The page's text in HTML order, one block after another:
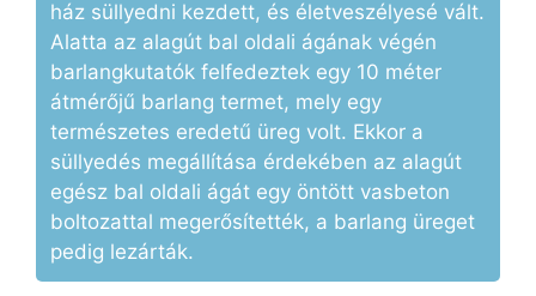
ház süllyedni kezdett, és életveszélyesé vált.
Alatta az alagút bal oldali ágának végén
barlangkutatók felfedeztek egy 10 méter
átmérőjű barlang termet, mely egy
természetes eredetű üreg volt. Ekkor a
süllyedés megállítása érdekében az alagút
egész bal oldali ágát egy öntött vasbeton
boltozattal megerősítették, a barlang üreget
pedig lezárták.